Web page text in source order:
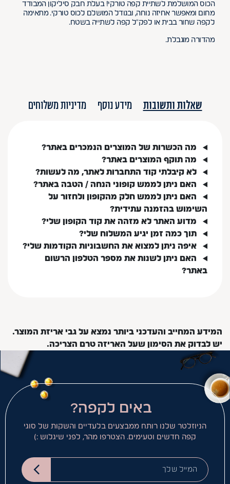
הכוס המושלמת לשתיית קפה טורקי! בעלת חבק סיליקון המבודד
מחום ומאפשר אחיזה נוחה, ובגודל המושלם לכוס טורקי. מתאימה
לקפה שחור בבית או לפק"ל קפה לשתייה בשטח.
מהדורה מוגבלת.
שאלות ותשובות מידע נוסף מדיניות משלוחים
מה הכשרות של המוצרים הנמכרים באתר?
מה תוקף המוצרים באתר?
לא קיבלתי קוד התחברות לאתר, מה לעשות?
האם ניתן לממש קופוני הנחה / הטבה באתר?
האם ניתן לממש חלק מהקופון ולחזור על
השימוש בהזמנה עתידית?
מדוע האתר לא מזהה את קוד הקופון שלי?
תוך כמה זמן יגיע המשלוח שלי?
איפה ניתן למצוא את החשבוניות הקודמות שלי?
האם ניתן לשנות את מספר הטלפון הרשום
באתר?
המידע המחייב והעדכני ביותר נמצא על גבי אריזת המוצר.
יש לבדוק את הסימון שעל האריזה טרם הצריכה.
באים לקפה?
הניוזלטר שלנו רותח ממבצעים בלעדיים והשקות של סוגי
קפה חדשים וטעימים. הצטרפו מהר, לפני שיגלוש :)
המייל שלך